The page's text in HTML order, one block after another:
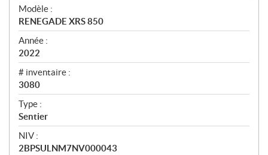
u
Modèle :
RENEGADE XRS 850
Année :
2022
# inventaire :
3080
Type :
Sentier
NIV :
2BPSULNM7NV000043